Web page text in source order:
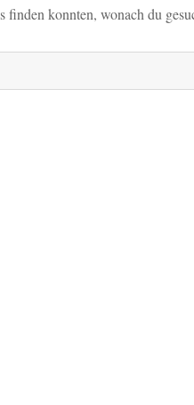
finden konnten, wonach du